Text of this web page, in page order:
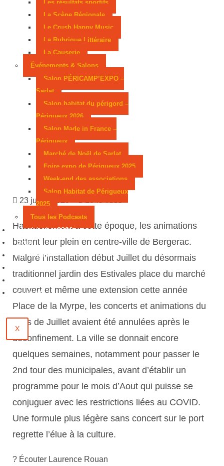
Les résultats sportifs
La Scène Régionale
Le Crush Happy Music
La Rubrique Littéraire
La Causerie
Événements & Salons
Salon PÉRICAMP’EXPO –
Sarlat
Salon habitat du périgord –
Périgueux 2026
Salon Made in France –
Périgueux
Marché de Noël de Sarlat
Foire expo de Périgueux 2025
Week-end des associations
Salon Habitat de Périgueux
2025
Tous les Podcasts
Municipales 2026
Jeux
Partenaires
Contact
X
23 juillet 2020 –
Habituellement à cette époque, les animations
battent leur plein en centre-ville de Bergerac.
Malgré l’installation début Juillet du désormais
traditionnel jardin des Estivales place du marché
couvert et même une extension cette année
Place de la Myrpe, les concerts et animations du
mois de Juillet avaient été annulées après le
déconfinement. La ville se donnait encore
quelques semaines, notamment pour passer le
2nd tour des municipales, avant d’établir un
programme pour le mois d’Aout qui puisse se
conjuguer avec les restrictions liées au COVID.
Une formule plus légère sans concert sur le port
regrette l’élue à la culture.
? Écouter Laurence Rouan